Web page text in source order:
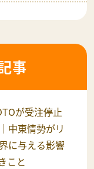
事
が受注停止
中東情勢がリ
に与える影響
こと